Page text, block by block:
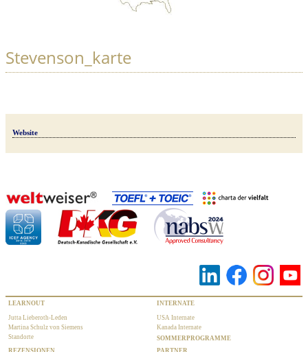
Stevenson_karte
Website
LEARNOUT
Jutta Lieberoth-Leden
Martina Schulz von Siemens
Standorte
INTERNATE
USA Internate
Kanada Internate
SOMMERPROGRAMME